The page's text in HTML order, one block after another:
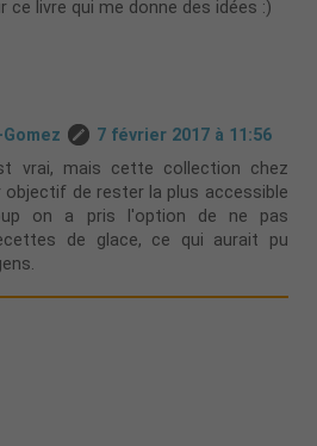
ce livre qui me donne des idées :)
7 février 2017 à 11:56
vrai, mais cette collection chez
objectif de rester la plus accessible
on a pris l'option de ne pas
de glace, ce qui aurait pu